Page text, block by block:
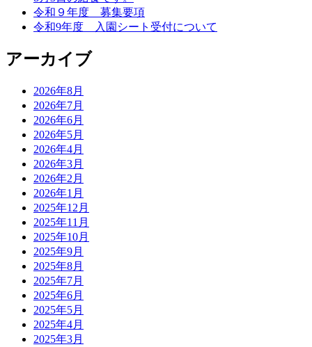
令和９年度 募集要項
令和9年度 入園シート受付について
アーカイブ
2026年8月
2026年7月
2026年6月
2026年5月
2026年4月
2026年3月
2026年2月
2026年1月
2025年12月
2025年11月
2025年10月
2025年9月
2025年8月
2025年7月
2025年6月
2025年5月
2025年4月
2025年3月